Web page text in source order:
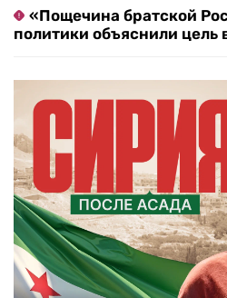
«Пощечина братской
политики объяснили цель